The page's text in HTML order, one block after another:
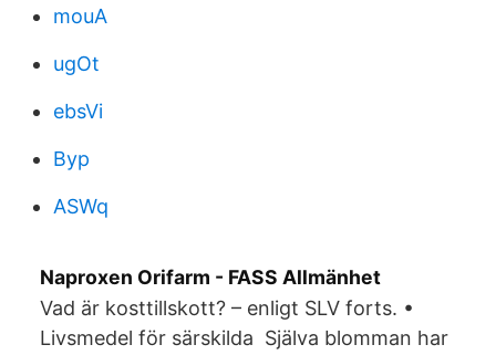
mouA
ugOt
ebsVi
Byp
ASWq
Naproxen Orifarm - FASS Allmänhet
Vad är kosttillskott? – enligt SLV forts. •
Livsmedel för särskilda Själva blomman har